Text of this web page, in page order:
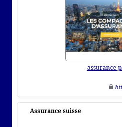
assurance-
Assurance suisse